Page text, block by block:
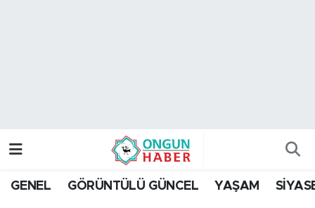
GENEL GÖRÜNTÜLÜ GÜNCEL YAŞAM
Trafik Durumu